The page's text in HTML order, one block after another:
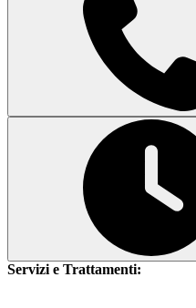
Servizi e Trattamenti: